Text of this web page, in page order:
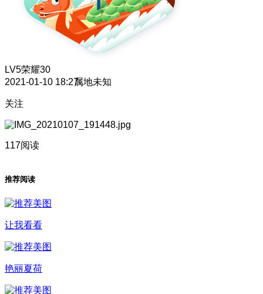
LV5荣耀30
2021-01-10 18:27属地未知
关注
117阅读
推荐阅读
让我看看
艳丽夏荷